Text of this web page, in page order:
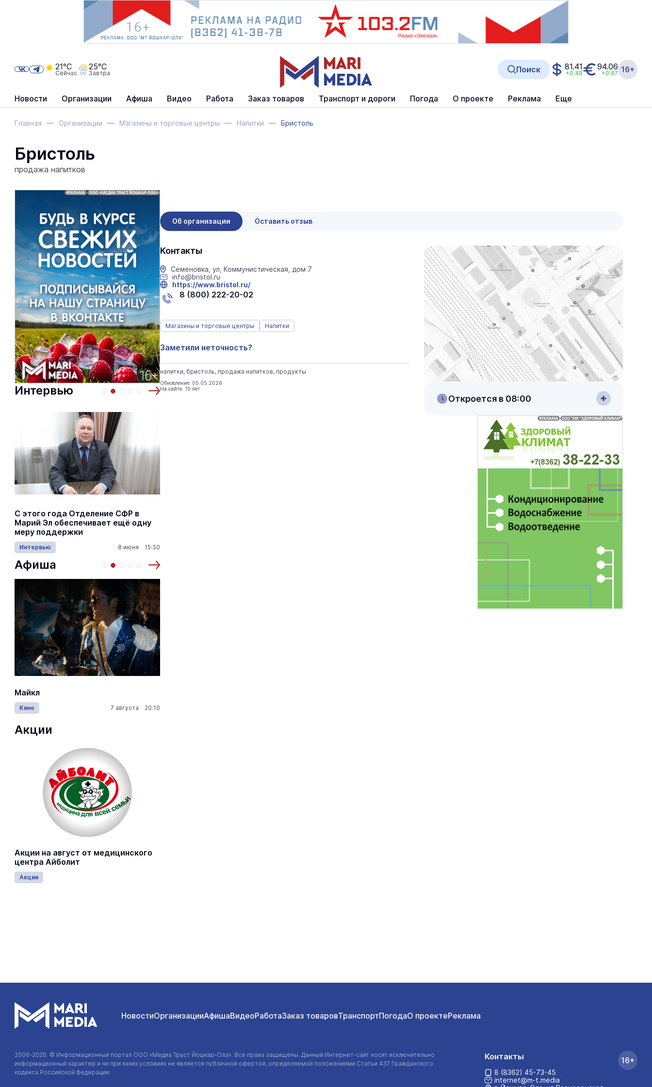
Новости Организации Афиша Видео Работа Заказ товаров Транспорт и дороги Погода О проекте Реклама Еще
21°C
Сейчас
25°C
Завтра Поиск 81.41
+0.48
94.06
+0.87 16+
Главная Организации Магазины и торговые центры Напитки Бристоль
Бристоль
продажа напитков
Интервью
С этого года Отделение СФР в
Марий Эл обеспечивает ещё одну
меру поддержки
Интервью 8 июня 15:30
16 марта 17:00
Василий Дубровин: как продлить
мужское долголетие
Здоровье и медицина
Афиша
Майкл
Кино 7 августа 20:10
Акции
Акции на август от медицинского
центра Айболит
Акции
Об организации Оставить отзыв
Контакты
Семеновка, ул, Коммунистическая, дом 7
info@bristol.ru
https://www.bristol.ru/
8 (800) 222-20-02
Магазины и торговые центры Напитки
Заметили неточность?
напитки, бристоль, продажа напитков, продукты
Обновление: 05.05.2026
На сайте: 10 лет
Откроется в 08:00
НовостиОрганизацииАфишаВидеоРаботаЗаказ товаровТранспортПогодаО проектеРеклама
2006-2026 © Информационный портал ООО «Медиа Траст Йошкар-Ола». Все права защищены. Данный Интернет-сайт носит исключительно
информационный характер и ни при каких условиях не является публичной офертой, определяемой положениями Статьи 437 Гражданского
кодекса Российской Федерации.
Контакты
8 (8362) 45-73-45
internet@m-t.media
16+